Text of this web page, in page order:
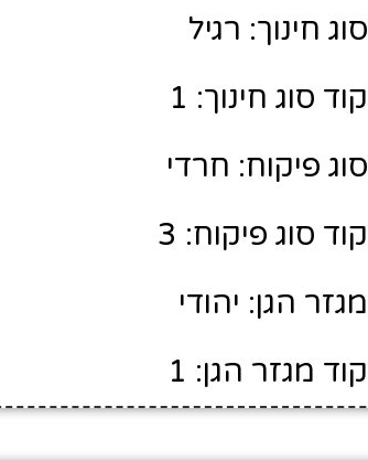
סוג חינוך: רגיל
קוד סוג חינוך: 1
סוג פיקוח: חרדי
קוד סוג פיקוח: 3
מגזר הגן: יהודי
קוד מגזר הגן: 1